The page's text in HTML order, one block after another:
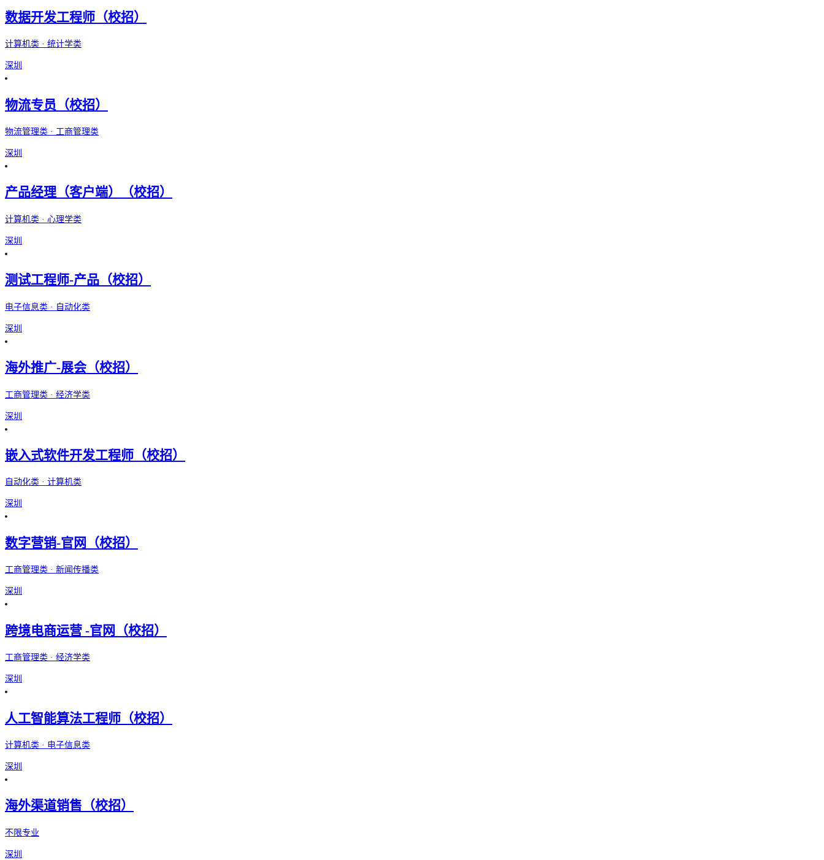
数据开发工程师（校招）
计算机类 · 统计学类
深圳
物流专员（校招）
物流管理类 · 工商管理类
深圳
产品经理（客户端）（校招）
计算机类 · 心理学类
深圳
测试工程师-产品（校招）
电子信息类 · 自动化类
深圳
海外推广-展会（校招）
工商管理类 · 经济学类
深圳
嵌入式软件开发工程师（校招）
自动化类 · 计算机类
深圳
数字营销-官网（校招）
工商管理类 · 新闻传播类
深圳
跨境电商运营 -官网（校招）
工商管理类 · 经济学类
深圳
人工智能算法工程师（校招）
计算机类 · 电子信息类
深圳
海外渠道销售（校招）
不限专业
深圳